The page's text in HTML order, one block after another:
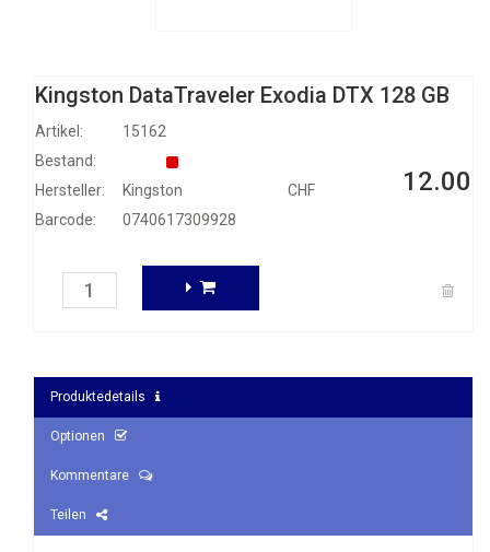
Kingston DataTraveler Exodia DTX 128 GB
Artikel: 15162
CHF 12.00
Bestand:
Hersteller:
Kingston
Barcode:
0740617309928
Produktedetails
Optionen
Kommentare
Teilen